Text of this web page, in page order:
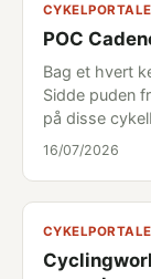
POC
Bag et hvert
Sidde puden
på disse
16/07/2026